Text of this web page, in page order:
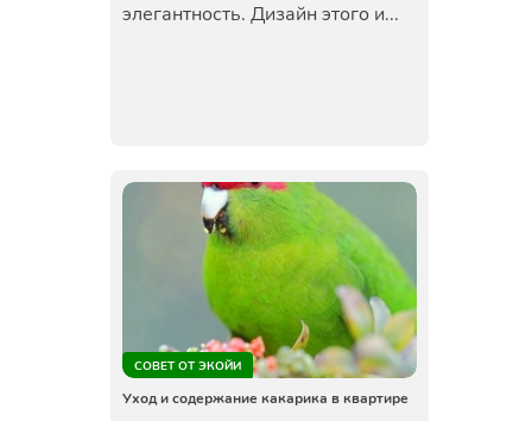
элегантность. Дизайн этого и...
СОВЕТ ОТ ЭКОЙИ
Уход и содержание какарика в квартире